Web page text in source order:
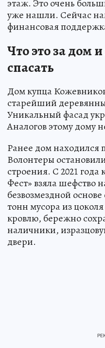
этаж. Это очень
уже нашли. Сейчас
финансовая
Что это за дом
спасать
Дом купца
старейший
Уникальный фасад
Аналогов этому дому
Ранее дом находился
Волонтеры
строения. С 2021
Фест» взяла шефство
безвозмездной
тонн мусора из
кровлю, бережно
наличники,
двери.